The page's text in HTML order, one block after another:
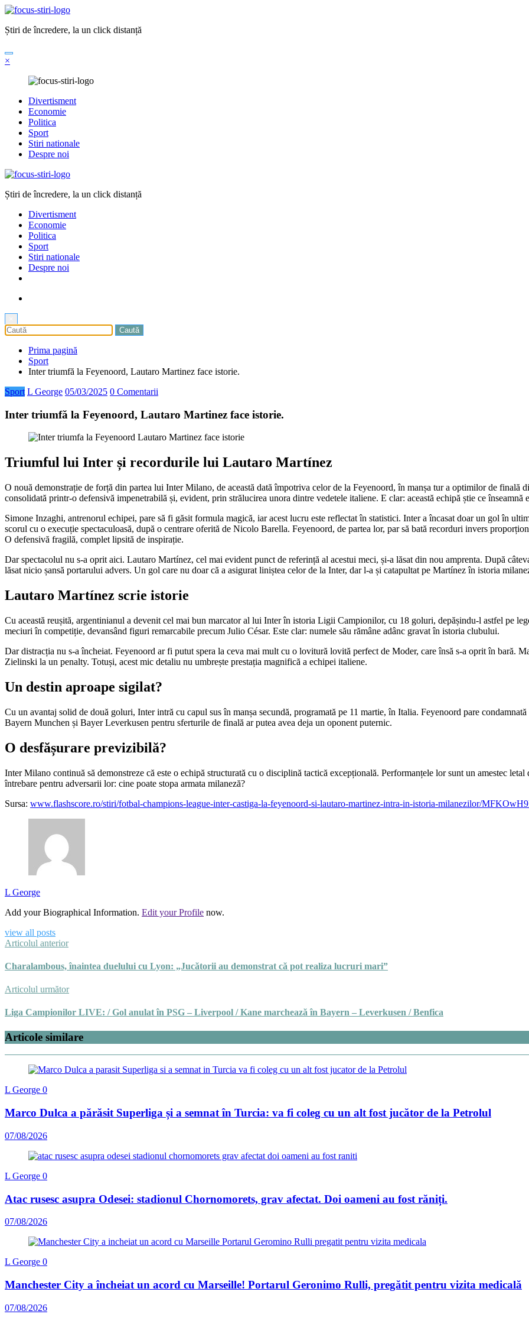
Sari
conținut
Știri de încredere, la un click distanță
×
Divertisment
Economie
Politica
Sport
Stiri nationale
Despre noi
Știri de încredere, la un click distanță
Divertisment
Economie
Politica
Sport
Stiri nationale
Despre noi
Prima pagină
Sport
Inter triumfă la Feyenoord, Lautaro Martinez face istorie.
Sport L George 05/03/2025 0 Comentarii
Inter triumfă la Feyenoord, Lautaro Martinez face istorie.
Triumful lui Inter și recordurile lui Lautaro Martínez
O nouă demonstrație de forță din partea lui Inter Milano, de această dată împotriva celor de la Feyenoord, în manșa tur a optimilor de
consolidată printr-o defensivă impenetrabilă și, evident, prin strălucirea unora dintre vedetele italiene. E clar: această echipă știe ce înseamnă
Simone Inzaghi, antrenorul echipei, pare să fi găsit formula magică, iar acest lucru este reflectat în statistici. Inter a încasat doar un gol în
scorul cu o execuție spectaculoasă, după o centrare oferită de Nicolo Barella. Feyenoord, de partea lor, par să bată recorduri invers
O defensivă fragilă, complet lipsită de inspirație.
Dar spectacolul nu s-a oprit aici. Lautaro Martínez, cel mai evident punct de referință al acestui meci, și-a lăsat din nou amprenta. După
lăsat nicio șansă portarului advers. Un gol care nu doar că a asigurat liniștea celor de la Inter, dar l-a și catapultat pe Martínez în istoria
Lautaro Martínez scrie istorie
Cu această reușită, argentinianul a devenit cel mai bun marcator al lui Inter în istoria Ligii Campionilor, cu 18 goluri, depășindu-l astfel pe
meciuri în competiție, devansând figuri remarcabile precum Julio César. Este clar: numele său rămâne adânc gravat în istoria clubului.
Dar distracția nu s-a încheiat. Feyenoord ar fi putut spera la ceva mai mult cu o lovitură lovită perfect de Moder, care însă s-a oprit în bară.
Zielinski la un penalty. Totuși, acest mic detaliu nu umbrește prestația magnifică a echipei italiene.
Un destin aproape sigilat?
Cu un avantaj solid de două goluri, Inter intră cu capul sus în manșa secundă, programată pe 11 martie, în Italia. Feyenoord pare
Bayern Munchen și Bayer Leverkusen pentru sferturile de finală ar putea avea deja un oponent puternic.
O desfășurare previzibilă?
Inter Milano continuă să demonstreze că este o echipă structurată cu o disciplină tactică excepțională. Performanțele lor sunt un amestec
întrebare pentru adversarii lor: cine poate stopa armata milaneză?
Sursa: www.flashscore.ro/stiri/fotbal-champions-league-inter-castiga-la-feyenoord-si-lautaro-martinez-intra-in-istoria-milanezilor/
L George
Add your Biographical Information. Edit your Profile now.
view all posts
Articolul anterior
Charalambous, înaintea duelului cu Lyon: „Jucătorii au demonstrat că pot realiza lucruri mari”
Articolul următor
Liga Campionilor LIVE: / Gol anulat în PSG – Liverpool / Kane marchează în Bayern – Leverkusen / Benfica
Articole similare
L George 0
Marco Dulca a părăsit Superliga și a semnat în Turcia: va fi coleg cu un alt fost jucător de la Petrolul
07/08/2026
L George 0
Atac rusesc asupra Odesei: stadionul Chornomorets, grav afectat. Doi oameni au fost răniți.
07/08/2026
L George 0
Manchester City a încheiat un acord cu Marseille! Portarul Geronimo Rulli, pregătit pentru vizita medicală
07/08/2026